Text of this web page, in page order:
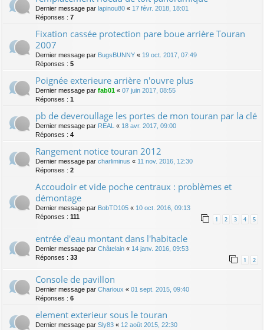
Dernier message par lapinou80 « 17 févr. 2018, 18:01
Réponses : 7
Fixation cassée protection pare boue arrière Touran
2007
Dernier message par BugsBUNNY « 19 oct. 2017, 07:49
Réponses : 5
Poignée exterieure arrière n'ouvre plus
Dernier message par fab01 « 07 juin 2017, 08:55
Réponses : 1
pb de deveroullage les portes de mon touran par la clé
Dernier message par REAL « 18 avr. 2017, 09:00
Réponses : 4
Rangement notice touran 2012
Dernier message par charliminus « 11 nov. 2016, 12:30
Réponses : 2
Accoudoir et vide poche centraux : problèmes et
démontage
Dernier message par BobTD105 « 10 oct. 2016, 09:13
Réponses : 111 1 2 3 4 5
entrée d'eau montant dans l'habitacle
Dernier message par Châtelain « 14 janv. 2016, 09:53
Réponses : 33 1 2
Console de pavillon
Dernier message par Charioux « 01 sept. 2015, 09:40
Réponses : 6
element exterieur sous le touran
Dernier message par Sly83 « 12 août 2015, 22:30